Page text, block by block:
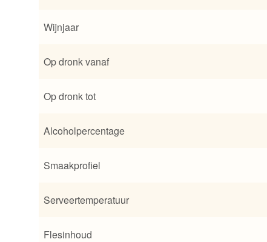
Wijnjaar
Op dronk vanaf
Op dronk tot
Alcoholpercentage
Smaakprofiel
Serveertemperatuur
Flesinhoud